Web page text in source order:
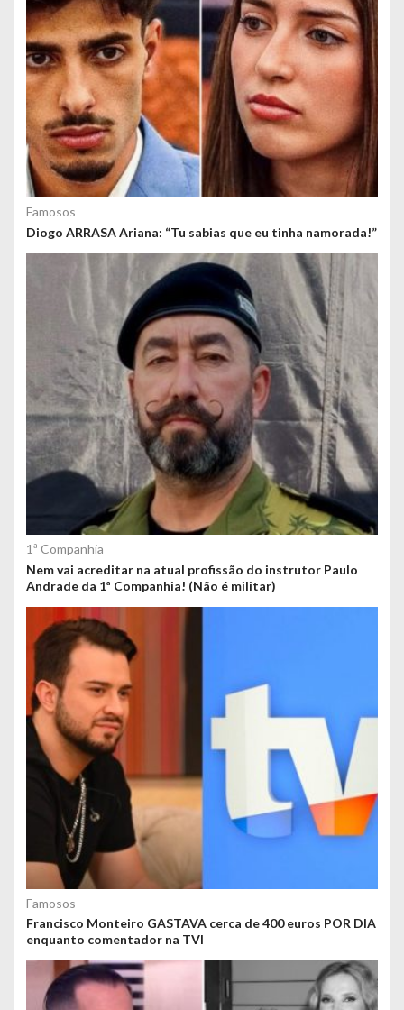
d
o
s
Famosos
Diogo ARRASA Ariana: “Tu sabias que eu tinha namorada!”
1ª Companhia
Nem vai acreditar na atual profissão do instrutor Paulo
Andrade da 1ª Companhia! (Não é militar)
Famosos
Francisco Monteiro GASTAVA cerca de 400 euros POR DIA
enquanto comentador na TVI